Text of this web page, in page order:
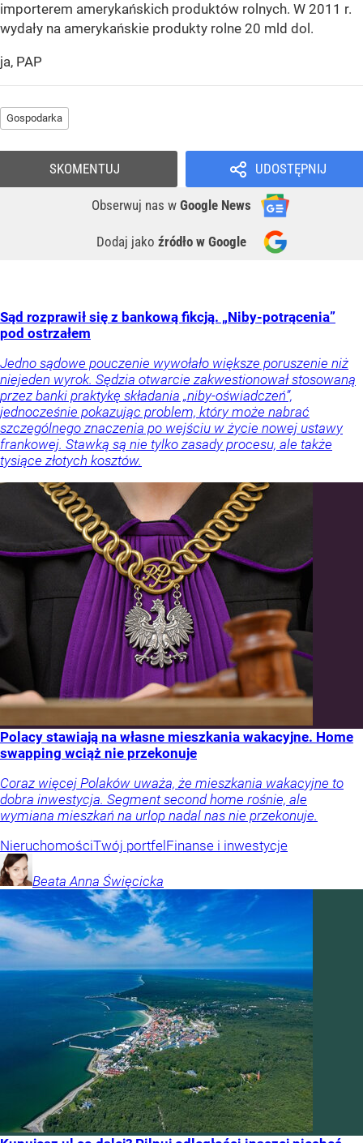
importerem amerykańskich produktów rolnych. W 2011 r.
wydały na amerykańskie produkty rolne 20 mld dol.
ja, PAP
Gospodarka
UDOSTĘPNIJ
Obserwuj nas w Google News
Dodaj jako źródło w Google
SKOMENTUJ
Sąd rozprawił się z bankową fikcją. „Niby-potrącenia”
pod ostrzałem
Jedno sądowe pouczenie wywołało większe poruszenie niż
niejeden wyrok. Sędzia otwarcie zakwestionował stosowaną
przez banki praktykę składania „niby-oświadczeń”,
jednocześnie pokazując problem, który może nabrać
szczególnego znaczenia po wejściu w życie nowej ustawy
frankowej. Stawką są nie tylko zasady procesu, ale także
tysiące złotych kosztów.
Polacy stawiają na własne mieszkania wakacyjne. Home
swapping wciąż nie przekonuje
Coraz więcej Polaków uważa, że mieszkania wakacyjne to
dobra inwestycja. Segment second home rośnie, ale
wymiana mieszkań na urlop nadal nas nie przekonuje.
NieruchomościTwój portfel Finanse i inwestycje
Beata Anna Święcicka